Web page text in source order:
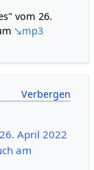
vom 26.
↘mp3
April 2022
am